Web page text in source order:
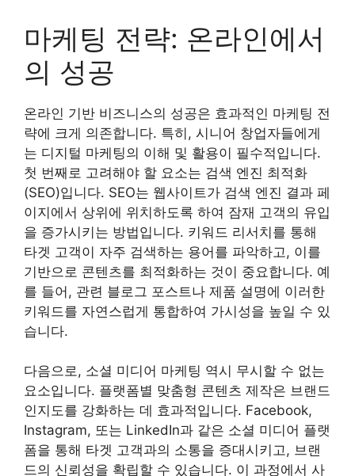
마케팅 전략: 온라인에서
의 성공
온라인 기반 비즈니스의 성공은 효과적인 마케팅 전
략에 크게 의존합니다. 특히, 시니어 창업자들에게
는 디지털 마케팅의 이해 및 활용이 필수적입니다.
첫 번째로 고려해야 할 요소는 검색 엔진 최적화
(SEO)입니다. SEO는 웹사이트가 검색 엔진 결과 페
이지에서 상위에 위치하도록 하여 잠재 고객의 유입
을 증가시키는 방법입니다. 키워드 리서치를 통해
타겟 고객이 자주 검색하는 용어를 파악하고, 이를
기반으로 콘텐츠를 최적화하는 것이 중요합니다. 예
를 들어, 관련 블로그 포스트나 제품 설명에 이러한
키워드를 자연스럽게 통합하여 가시성을 높일 수 있
습니다.
다음으로, 소셜 미디어 마케팅 역시 무시할 수 없는
요소입니다. 플랫폼별 맞춤형 콘텐츠 제작은 브랜드
인지도를 강화하는 데 효과적입니다. Facebook,
Instagram, 또는 LinkedIn과 같은 소셜 미디어 플랫
폼을 통해 타겟 고객과의 소통을 증대시키고, 브랜
드의 신뢰성을 확립할 수 있습니다. 이 과정에서 사